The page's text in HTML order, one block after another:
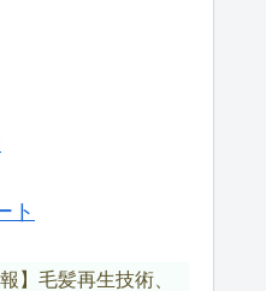
ト
報】毛髪再生技術、